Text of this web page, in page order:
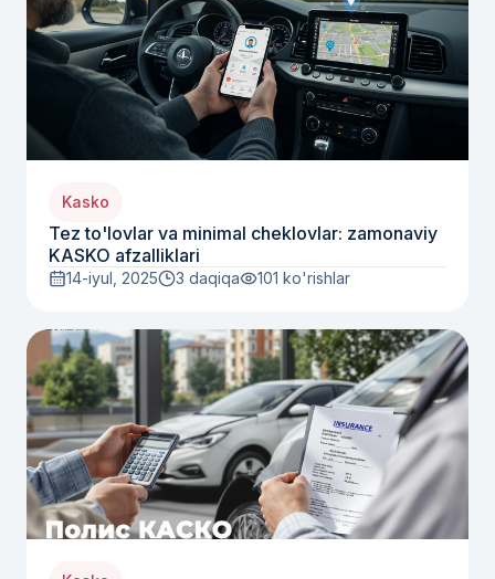
Kasko
Tez to'lovlar va minimal cheklovlar: zamonaviy
KASKO afzalliklari
14-iyul, 2025 3 daqiqa 101 ko'rishlar